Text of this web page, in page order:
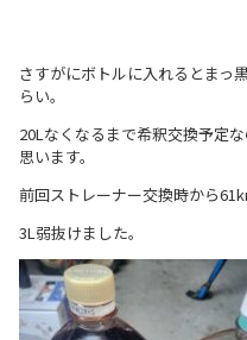
さすがにボトルに入れるとまっ
らい。
20Lなくなるまで希釈交換予定
思います。
前回ストレーナー交換時から
3L弱抜けました。